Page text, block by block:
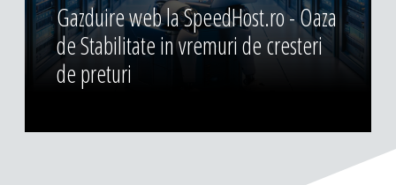
Gazduire web la SpeedHost.ro - Oaza
de Stabilitate in vremuri de cresteri
de preturi